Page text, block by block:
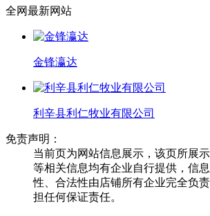
全网最新网站
金锋瀛达
利辛县利仁牧业有限公司
免责声明：
当前页为网站信息展示，该页所展
等相关信息均有企业自行提供，信
性、合法性由店铺所有企业完全负
担任何保证责任。